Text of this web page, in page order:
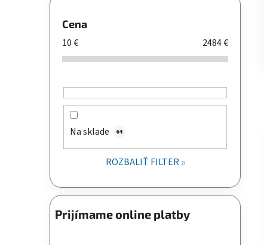
Cena
10€ 2484€
Na sklade 64
ROZBALIŤ FILTER
Prijímame online platby